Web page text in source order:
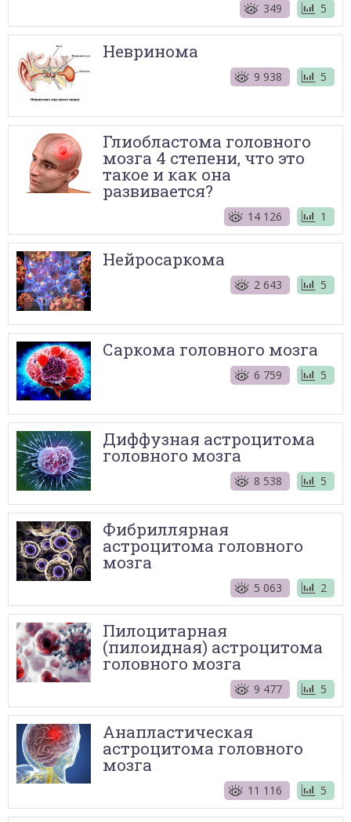
349 5
Невринома
9 938 5
Глиобластома головного
мозга 4 степени, что это
такое и как она
развивается?
14 126 1
Нейросаркома
2 643 5
Саркома головного мозга
6 759 5
Диффузная астроцитома
головного мозга
8 538 5
Фибриллярная
астроцитома головного
мозга
5 063 2
Пилоцитарная
(пилоидная) астроцитома
головного мозга
9 477 5
Анапластическая
астроцитома головного
мозга
11 116 5